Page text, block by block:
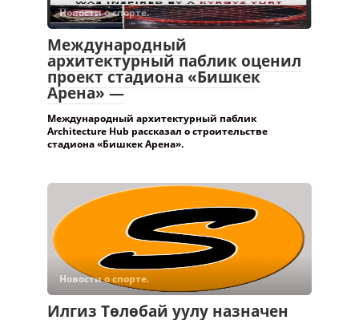
Новости о спорте.
Международный
архитектурный паблик оценил
проект стадиона «Бишкек
Арена» —
Международный архитектурный паблик
Architecture Hub рассказал о строительстве
Новости о спорте.